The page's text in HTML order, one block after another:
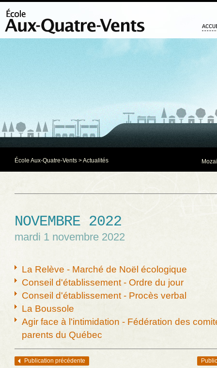
École Aux-Quatre-Vents >Actualités
NOVEMBRE 2022
mardi 1 novembre 2022
La Relève - Marché de Noël écologique
Conseil d'établissement - Ordre du jour
Conseil d'établissement - Procès verbal
La Boussole
Agir face à l'intimidation - Fédération des
parents du Québec
Navigation des articles
Publication précédente